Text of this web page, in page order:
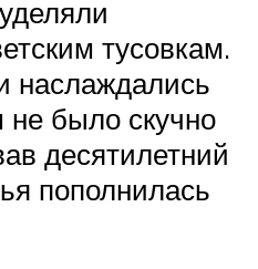
тусовкам.
наслаждались
было скучно
десятилетний
пополнилась